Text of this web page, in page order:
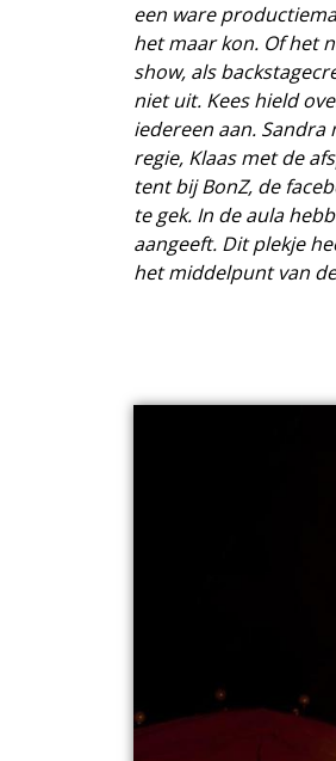
een ware
het maar kon. Of het
show, als
niet uit. Kees hield
iedereen aan.
regie, Klaas met de
tent bij BonZ, de
te gek. In de aula
aangeeft. Dit plekje
het middelpunt van